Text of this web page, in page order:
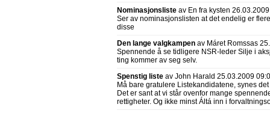
Nominasjonsliste av En fra kysten
Ser av nominasjonslisten at det endelig er
disse
Den lange valgkampen av Máret Romssas
Spennende å se tidligere NSR-leder Silje i
ting kommer av seg selv.
Spenstig liste av John Harald 25.03.2009
Må bare gratulere Listekandidatene, synes
Det er sant at vi står ovenfor mange
rettigheter. Og ikke minst Áltá inn i